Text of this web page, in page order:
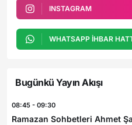
INSTAGRAM
WHATSAPP İHBAR
Bugünkü Yayın Akışı
08:45 - 09:30
Ramazan Sohbetleri Ahmet